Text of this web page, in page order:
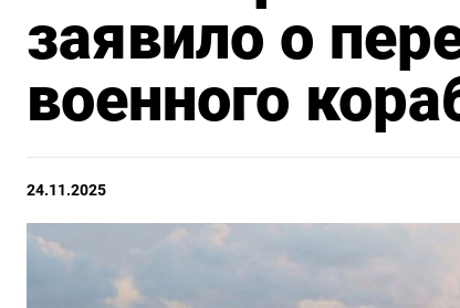
заявило о
военного
24.11.2025